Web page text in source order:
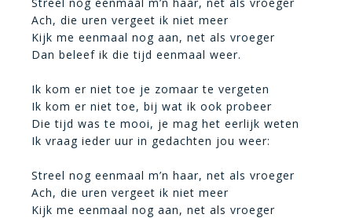
Ach, die uren vergeet ik niet meer
Kijk me eenmaal nog aan, net als vroeger
Dan beleef ik die tijd eenmaal weer.
Ik kom er niet toe je zomaar te vergeten
Ik kom er niet toe, bij wat ik ook probeer
Die tijd was te mooi, je mag het eerlijk weten
Ik vraag ieder uur in gedachten jou weer:
Streel nog eenmaal m’n haar, net als vroeger
Ach, die uren vergeet ik niet meer
Kijk me eenmaal nog aan, net als vroeger